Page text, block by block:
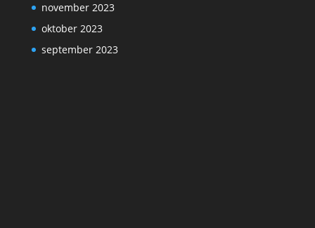
november 2023
oktober 2023
september 2023